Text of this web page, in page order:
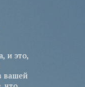
и это,
вашей